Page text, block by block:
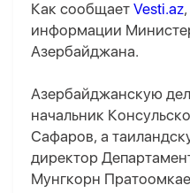
Как сообщает Vesti.az
информации
Азербайджана.
Азербайджанскую
начальник
Сафаров, а
директор
Мунгкорн